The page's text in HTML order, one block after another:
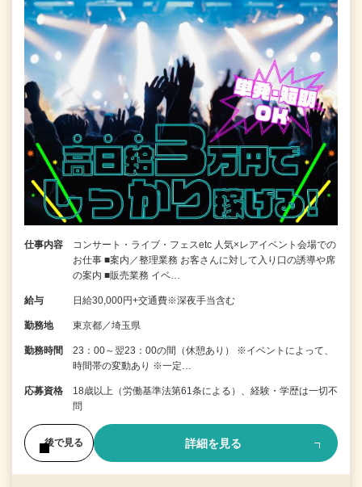
仕事内容
コンサート・ライブ・フェスetc 人気×レアイベント会場での
お仕事 ■案内／整理業務 お客さんに対して入り口の誘導や席
の案内 ■販売業務 イベ…
給与 日給30,000円+交通費※深夜手当含む
勤務地 東京都／埼玉県
勤務時間
23：00～翌23：00の間（休憩あり） ※イベントによって、
時間帯の変動あり ※一定…
応募資格
18歳以上（労働基準法第61条による）、経験・学歴は一切不
問
後で見る 詳細を見る